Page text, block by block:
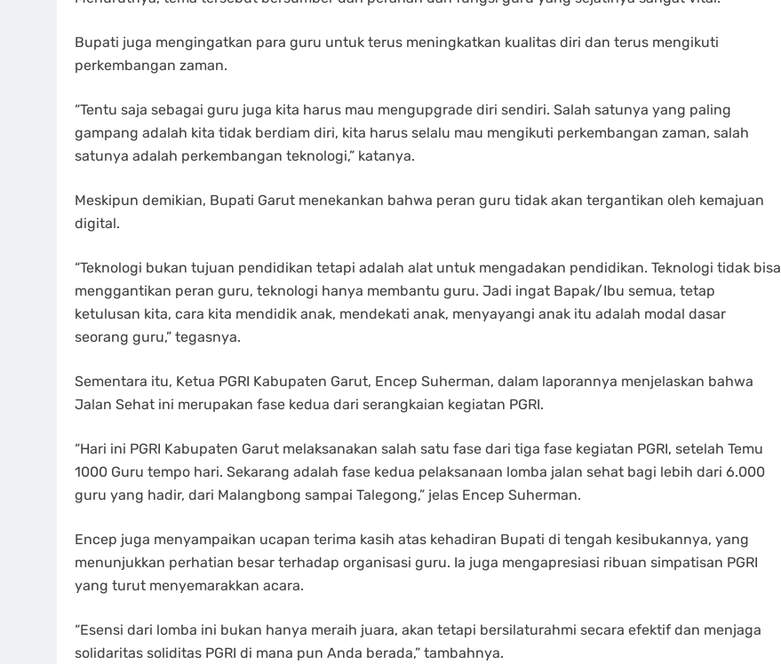
Bupati juga mengingatkan para guru untuk terus meningkatkan kualitas diri dan terus mengikuti
perkembangan zaman.
“Tentu saja sebagai guru juga kita harus mau mengupgrade diri sendiri. Salah satunya yang paling
gampang adalah kita tidak berdiam diri, kita harus selalu mau mengikuti perkembangan zaman, salah
satunya adalah perkembangan teknologi,” katanya.
Meskipun demikian, Bupati Garut menekankan bahwa peran guru tidak akan tergantikan oleh kemajuan
digital.
“Teknologi bukan tujuan pendidikan tetapi adalah alat untuk mengadakan pendidikan. Teknologi tidak bisa
menggantikan peran guru, teknologi hanya membantu guru. Jadi ingat Bapak/Ibu semua, tetap
ketulusan kita, cara kita mendidik anak, mendekati anak, menyayangi anak itu adalah modal dasar
seorang guru,” tegasnya.
Sementara itu, Ketua PGRI Kabupaten Garut, Encep Suherman, dalam laporannya menjelaskan bahwa
Jalan Sehat ini merupakan fase kedua dari serangkaian kegiatan PGRI.
“Hari ini PGRI Kabupaten Garut melaksanakan salah satu fase dari tiga fase kegiatan PGRI, setelah Temu
1000 Guru tempo hari. Sekarang adalah fase kedua pelaksanaan lomba jalan sehat bagi lebih dari 6.000
guru yang hadir, dari Malangbong sampai Talegong,” jelas Encep Suherman.
Encep juga menyampaikan ucapan terima kasih atas kehadiran Bupati di tengah kesibukannya, yang
menunjukkan perhatian besar terhadap organisasi guru. Ia juga mengapresiasi ribuan simpatisan PGRI
yang turut menyemarakkan acara.
“Esensi dari lomba ini bukan hanya meraih juara, akan tetapi bersilaturahmi secara efektif dan menjaga
solidaritas soliditas PGRI di mana pun Anda berada,” tambahnya.